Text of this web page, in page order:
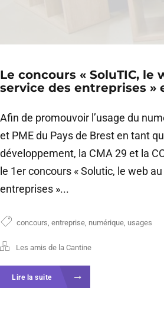
Le concours « SoluTIC, le
service des entreprises »
Afin de promouvoir l’usage du
et PME du Pays de Brest en tant
développement, la CMA 29 et la
le 1er concours « Solutic, le web
entreprises »...
concours entreprise numérique usages
Les amis de la Cantine
Lire la suite